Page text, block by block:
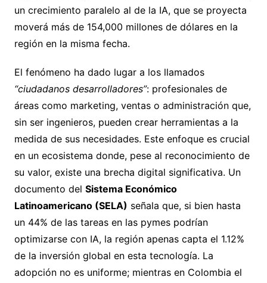
un crecimiento paralelo al de la IA, que se proyecta
moverá más de 154,000 millones de dólares en la
región en la misma fecha.
El fenómeno ha dado lugar a los llamados
“ciudadanos desarrolladores”: profesionales de
áreas como marketing, ventas o administración que,
sin ser ingenieros, pueden crear herramientas a la
medida de sus necesidades. Este enfoque es crucial
en un ecosistema donde, pese al reconocimiento de
su valor, existe una brecha digital significativa. Un
documento del Sistema Económico
Latinoamericano (SELA) señala que, si bien hasta
un 44% de las tareas en las pymes podrían
optimizarse con IA, la región apenas capta el 1.12%
de la inversión global en esta tecnología. La
adopción no es uniforme; mientras en Colombia el